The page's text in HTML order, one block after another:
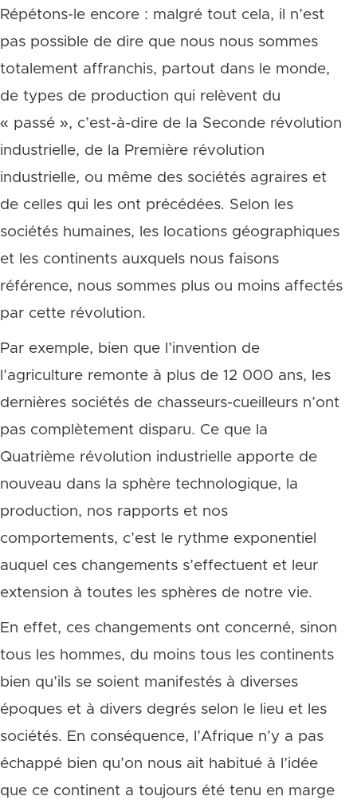
Répétons-le encore : malgré tout cela, il n’est
pas possible de dire que nous nous sommes
totalement affranchis, partout dans le monde,
de types de production qui relèvent du
« passé », c’est-à-dire de la Seconde révolution
industrielle, de la Première révolution
industrielle, ou même des sociétés agraires et
de celles qui les ont précédées. Selon les
sociétés humaines, les locations géographiques
et les continents auxquels nous faisons
référence, nous sommes plus ou moins affectés
par cette révolution.
Par exemple, bien que l’invention de
l’agriculture remonte à plus de 12 000 ans, les
dernières sociétés de chasseurs-cueilleurs n’ont
pas complètement disparu. Ce que la
Quatrième révolution industrielle apporte de
nouveau dans la sphère technologique, la
production, nos rapports et nos
comportements, c’est le rythme exponentiel
auquel ces changements s’effectuent et leur
extension à toutes les sphères de notre vie.
En effet, ces changements ont concerné, sinon
tous les hommes, du moins tous les continents
bien qu’ils se soient manifestés à diverses
époques et à divers degrés selon le lieu et les
sociétés. En conséquence, l’Afrique n’y a pas
échappé bien qu’on nous ait habitué à l’idée
que ce continent a toujours été tenu en marge